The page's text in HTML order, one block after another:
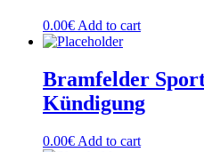
0.00€ Add to cart
Bramfelder
Kündigung
0.00€ Add to cart